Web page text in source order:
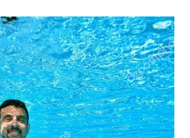
пора піти на заслужений
і без тебе. А тобі буде
бабуся каже, ти
величезні книжкові
дівчинки загорілися. Жінка
задурити. Але тут очі
сказала: